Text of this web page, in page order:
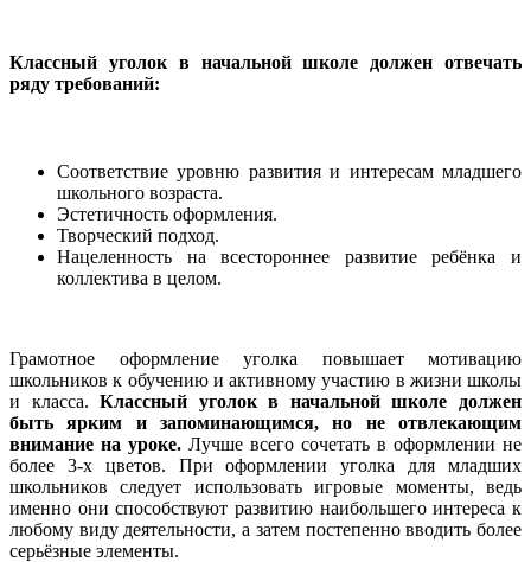
Классный уголок в начальной школе должен отвечать
ряду требований:
Соответствие уровню развития и интересам младшего
школьного возраста.
Эстетичность оформления.
Творческий подход.
Нацеленность на всестороннее развитие ребёнка и
коллектива в целом.
Грамотное оформление уголка повышает мотивацию
школьников к обучению и активному участию в жизни школы
и класса.Классный уголок в начальной школе должен
быть ярким и запоминающимся, но не отвлекающим
внимание на уроке. Лучше всего сочетать в оформлении не
более 3-х цветов. При оформлении уголка для младших
школьников следует использовать игровые моменты, ведь
именно они способствуют развитию наибольшего интереса к
любому виду деятельности, а затем постепенно вводить более
серьёзные элементы.